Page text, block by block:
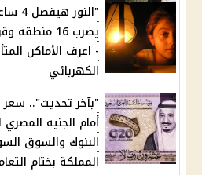
يضرب 16
- اعرف الأماكن
الكهربائي
"بآخر تحديث".. سعر
البنوك والسوق
المملكة بختام